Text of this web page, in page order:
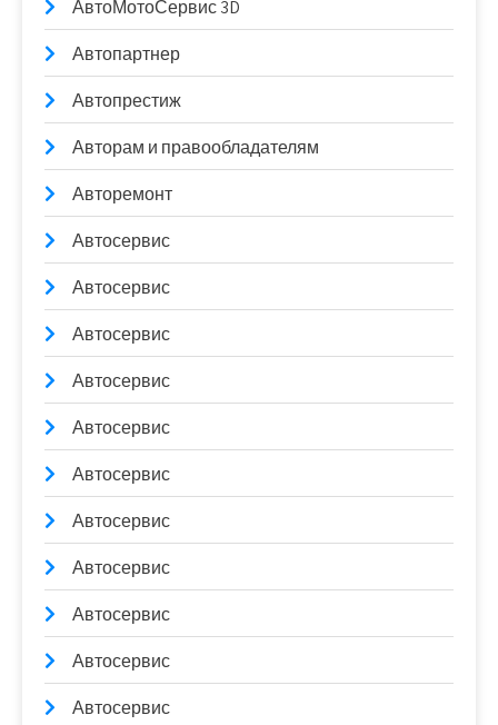
АвтоМотоСервис 3D
Автопартнер
Автопрестиж
Авторам и правообладателям
Авторемонт
Автосервис
Автосервис
Автосервис
Автосервис
Автосервис
Автосервис
Автосервис
Автосервис
Автосервис
Автосервис
Автосервис